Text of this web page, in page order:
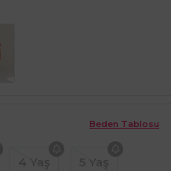
Beden Tablosu